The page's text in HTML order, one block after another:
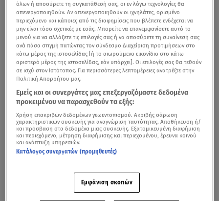
όλων ή αποσύρετε τη συγκατάθεσή σας, οι εν λόγω τεχνολογίες θα
απενεργοποιηθούν. Αν απενεργοποιηθούν οι ιχνηλάτες, ορισμένο
περιεχόμενο και κάποιες από τις διαφημίσεις που βλέπετε ενδέχεται να
μην είναι τόσο σχετικές με εσάς. Μπορείτε να επανεμφανίσετε αυτό το
μενού για να αλλάξετε τις επιλογές σας ή να αποσύρετε τη συναίνεσή σας
ανά πάσα στιγμή πατώντας τον σύνδεσμο Διαχείριση προτιμήσεων στο
κάτω μέρος της ιστοσελίδας [ή το αιωρούμενο εικονίδιο στο κάτω
αριστερό μέρος της ιστοσελίδας, εάν υπάρχει]. Οι επιλογές σας θα τεθούν
σε ισχύ στον Ιστότοπος. Για περισσότερες λεπτομέρειες ανατρέξτε στην
Πολιτική Απορρήτου μας.
Εμείς και οι συνεργάτες μας επεξεργαζόμαστε δεδομένα
προκειμένου να παρασχεθούν τα εξής:
Χρήση επακριβών δεδομένων γεωεντοπισμού. Ακριβής σάρωση
χαρακτηριστικών συσκευής για αναγνώριση ταυτότητας. Αποθήκευση ή/
και πρόσβαση στα δεδομένα μιας συσκευής. Εξατομικευμένη διαφήμιση
και περιεχόμενο, μέτρηση διαφήμισης και περιεχομένου, έρευνα κοινού
και ανάπτυξη υπηρεσιών.
Κατάλογος συνεργατών (προμηθευτές)
Εμφάνιση σκοπών